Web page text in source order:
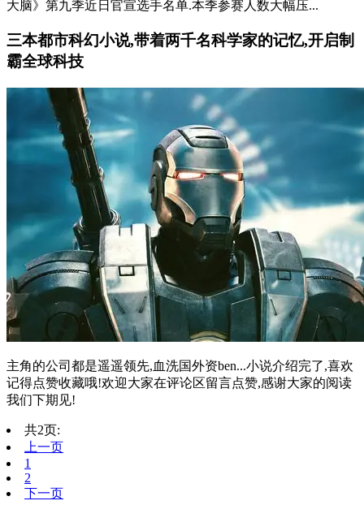
大脑》第九季近日官宣选手名单.本季参赛人数大幅压...
​三本都市科幻小说,带着两千名科学家的记忆,开启制
霸全球科技
主角的公司都是遥遥领先,血洗国外资ben...小说介绍完了,喜欢
记得点赞收藏哦!欢迎大家在评论区留言点赞,感谢大家的阅读
我们下期见!
共2页:
上一页
1
2
下一页